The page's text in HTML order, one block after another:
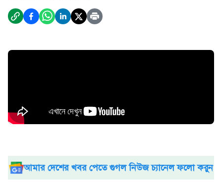
আমার দেশের খবর পেতে গুগল নিউজ চ্যানেল ফলো করুন